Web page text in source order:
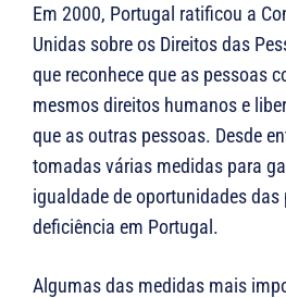
Em 2000, Portugal ratificou a
Unidas sobre os Direitos das
que reconhece que as pessoas
mesmos direitos humanos e
que as outras pessoas. Desde
tomadas várias medidas para
igualdade de oportunidades das
deficiência em Portugal.
Algumas das medidas mais